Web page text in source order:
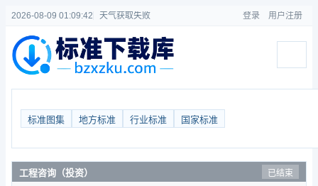
2026-08-09 01:09:43 天气获取失败 登录 用户注册
标准图集 地方标准 行业标准 国家标准
工程咨询（投资） 已结束